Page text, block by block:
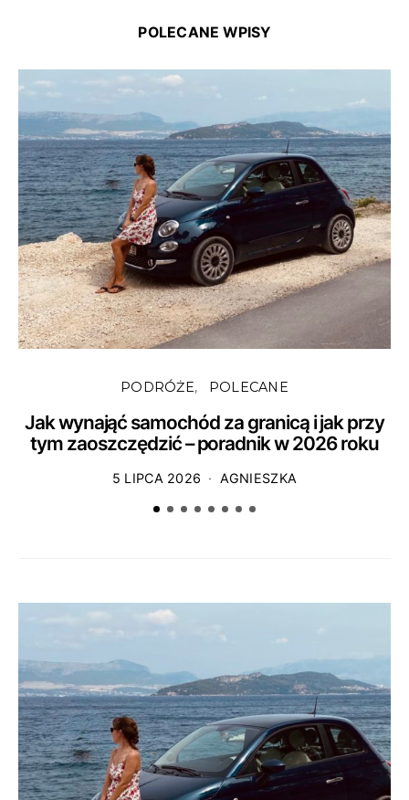
POLECANE WPISY
PODRÓŻE POLECANE
Jak wynająć samochód za granicą i jak przy
tym zaoszczędzić – poradnik w 2026 roku
5 LIPCA 2026 AGNIESZKA